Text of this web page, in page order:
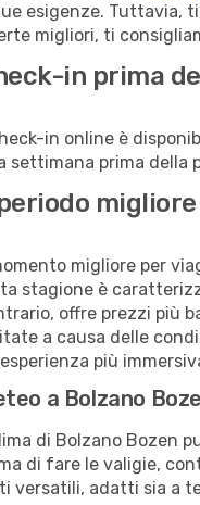
esigenze. Tuttavia,
migliori, ti
in prima
in online è
settimana prima della
migliore per
stagione è
offre prezzi più
a causa delle
più
a Bolzano
di Bolzano Bozen
di fare le valigie,
versatili, adatti sia a